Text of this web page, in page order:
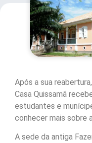
Após a sua
Casa Quissamã
estudantes e
conhecer mais sobre
A sede da antiga